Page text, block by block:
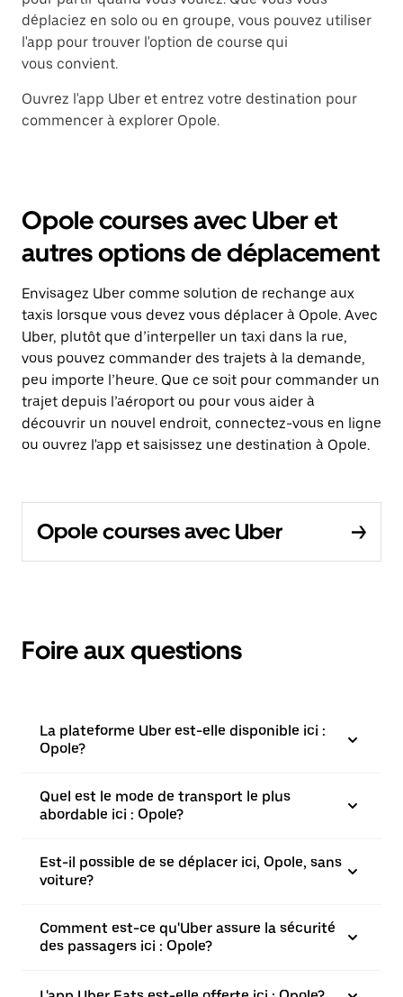
déplaciez en solo ou en groupe, vous pouvez utiliser
l'app pour trouver l'option de course qui
vous convient.
Ouvrez l'app Uber et entrez votre destination pour
commencer à explorer Opole.
Opole courses avec Uber et
autres options de déplacement
Envisagez Uber comme solution de rechange aux
taxis lorsque vous devez vous déplacer à Opole. Avec
Uber, plutôt que d’interpeller un taxi dans la rue,
vous pouvez commander des trajets à la demande,
peu importe l’heure. Que ce soit pour commander un
trajet depuis l’aéroport ou pour vous aider à
découvrir un nouvel endroit, connectez-vous en ligne
ou ouvrez l'app et saisissez une destination à Opole.
Opole courses avec Uber
Foire aux questions
La plateforme Uber est-elle disponible ici :
Opole?
Quel est le mode de transport le plus
abordable ici : Opole?
Est-il possible de se déplacer ici, Opole, sans
voiture?
Comment est-ce qu'Uber assure la sécurité
des passagers ici : Opole?